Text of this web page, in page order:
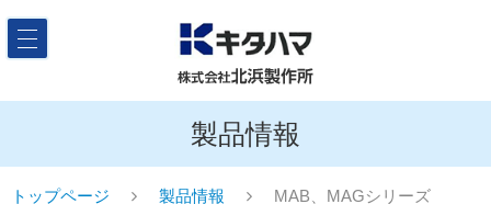
製品情報
トップページ 製品情報 MAB、MAGシリーズ